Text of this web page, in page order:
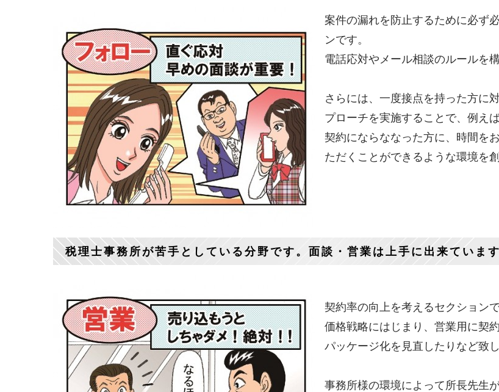
案件の漏れを防止するために必ず
ンです。
電話応対やメール相談のルールを構
さらには、一度接点を持った方に
プローチを実施することで、例え
契約にならななった方に、時間を
ただくことができるような環境を
税理士事務所が苦手としている分野です。面談・営業は上手に出来ていま
契約率の向上を考えるセクションで
価格戦略にはじまり、営業用に契
パッケージ化を見直したりなど致し
事務所様の環境によって所長先生